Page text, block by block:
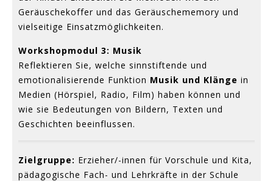
Geräuschekoffer und das Geräuschememory und
vielseitige Einsatzmöglichkeiten.
Workshopmodul 3: Musik
Reflektieren Sie, welche sinnstiftende und
emotionalisierende Funktion Musik und Klänge in
Medien (Hörspiel, Radio, Film) haben können und
wie sie Bedeutungen von Bildern, Texten und
Geschichten beeinflussen.
Zielgruppe: Erzieher/-innen für Vorschule und Kita,
pädagogische Fach- und Lehrkräfte in der Schule